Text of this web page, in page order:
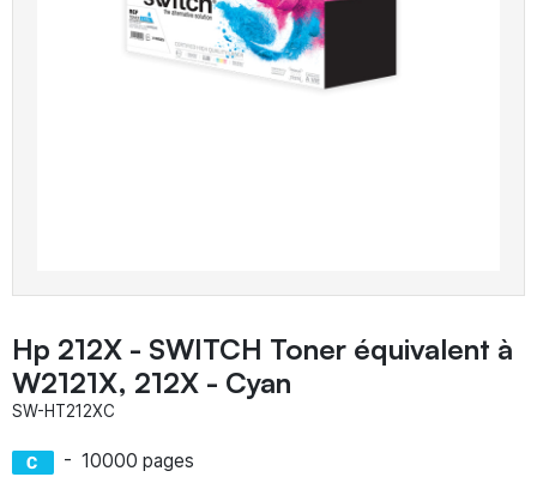
Hp 212X - SWITCH Toner équivalent à
W2121X, 212X - Cyan
SW-HT212XC
- 10000 pages